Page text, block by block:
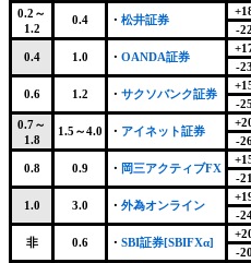
0.2～
1.2
0.4 ・ 松井証券
-
0.4 1.0 ・ OANDA証券
-
0.6 1.2 ・ サクソバンク証券
-
0.7～
1.8
1.5～4.0 ・ アイネット証券
-
0.8 0.9 ・ 岡三アクティブFX
-
1.0 3.0 ・ 外為オンライン
-
非 0.6 ・ SBI証券[SBIFXα]
-